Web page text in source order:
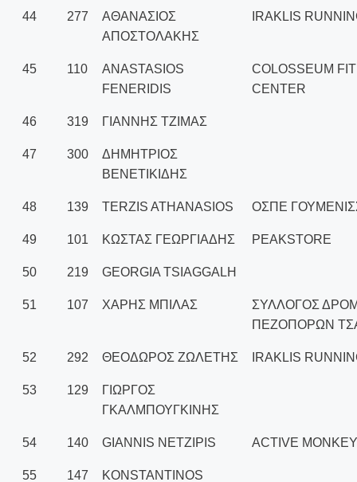
44 277
ΑΘΑΝΑΣΙΟΣ
ΑΠΟΣΤΟΛΑΚΗΣ
IRAKLIS
45 110
ANASTASIOS
FENERIDIS
COLOSSEUM
CENTER
46 319 ΓΙΑΝΝΗΣ ΤΖΙΜΑΣ
47 300
ΔΗΜΗΤΡΙΟΣ
ΒΕΝΕΤΙΚΙΔΗΣ
48 139 TERZIS ATHANASIOS ΟΣΠΕ
49 101 ΚΩΣΤΑΣ ΓΕΩΡΓΙΑΔΗΣ PEAKSTORE
50 219 GEORGIA TSIAGGALH
51 107 ΧΑΡΗΣ ΜΠΙΛΑΣ
ΣΥΛΛΟΓΟΣ
ΠΕΖΟΠΟΡΩΝ
52 292 ΘΕΟΔΩΡΟΣ ΖΩΛΕΤΗΣ IRAKLIS
53 129
ΓΙΩΡΓΟΣ
ΓΚΑΛΜΠΟΥΓΚΙΝΗΣ
54 140 GIANNIS NETZIPIS ACTIVE
55 147 KONSTANTINOS